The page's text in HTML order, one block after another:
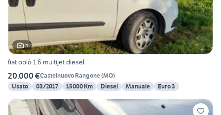
5
fiat oblò 1.6 multijet diesel
20.000 €Castelnuovo Rangone(MO)
Usato
03/2017 15000 Km Diesel Manuale Euro 3